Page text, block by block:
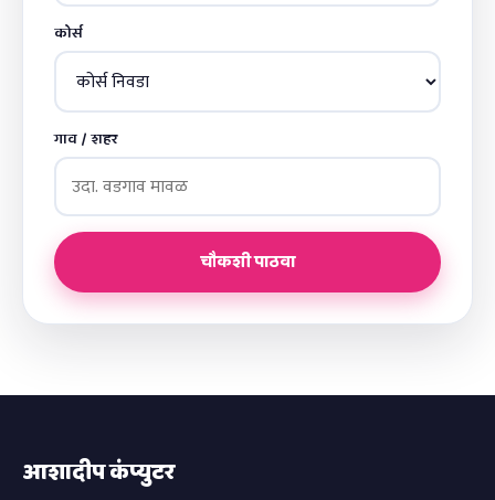
कोर्स
गाव / शहर
चौकशी पाठवा
आशादीप कंप्युटर